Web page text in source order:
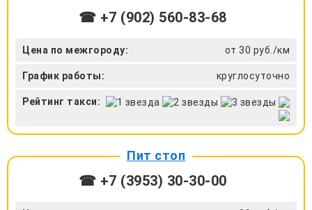
☎ +7 (902) 560-83-68
Цена по межгороду: от 30 руб./км
График работы: круглосуточно
Рейтинг такси:
Пит стоп
☎ +7 (3953) 30-30-00